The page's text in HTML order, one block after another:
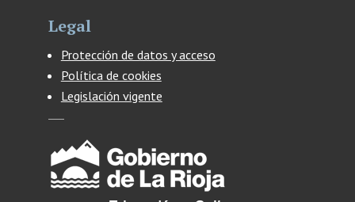
Legal
Protección de datos y acceso
Política de cookies
Legislación vigente